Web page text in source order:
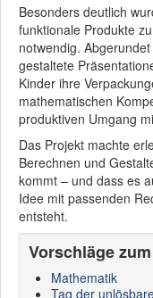
Besonders deutlich
funktionale Produkte
notwendig.
gestaltete
Kinder ihre
mathematischen
produktiven Umgang
Das Projekt machte
Berechnen und
kommt – und dass es
Idee mit passenden
entsteht.
Vorschläge
Mathematik
Tag der